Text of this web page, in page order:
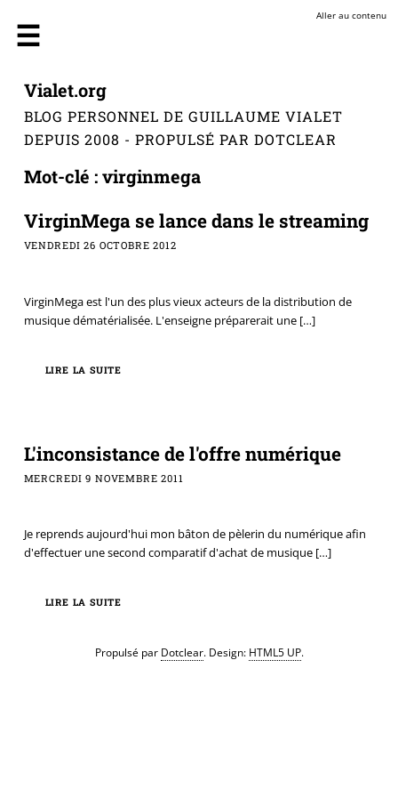
Aller au contenu
Vialet.org
BLOG PERSONNEL DE GUILLAUME VIALET
DEPUIS 2008 - PROPULSÉ PAR DOTCLEAR
Mot-clé : virginmega
VirginMega se lance dans le streaming
VENDREDI 26 OCTOBRE 2012
VirginMega est l'un des plus vieux acteurs de la distribution de
musique dématérialisée. L'enseigne préparerait une[…]
LIRE LA SUITE
L'inconsistance de l'offre numérique
MERCREDI 9 NOVEMBRE 2011
Je reprends aujourd'hui mon bâton de pèlerin du numérique afin
d'effectuer une second comparatif d'achat de musique[…]
LIRE LA SUITE
Propulsé par Dotclear. Design: HTML5 UP.